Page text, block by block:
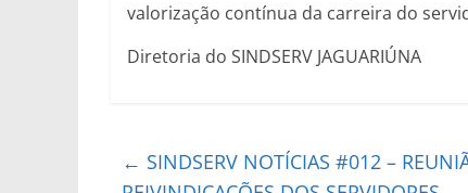
valorização contínua da carreira do
Diretoria do SINDSERV JAGUARIÚNA
← SINDSERV NOTÍCIAS #012 –